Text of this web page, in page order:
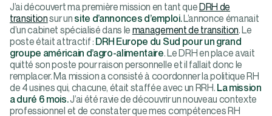
J’ai découvert ma première mission en tant queDRH de
transitionsur un site d’annonces d’emploi.L’annonce émanait
d’un cabinet spécialisé dans le management de transition. Le
poste était attractif : DRH Europe du Sud pour un grand
groupe américain d’agro-alimentaire. Le DRH en place avait
quitté son poste pour raison personnelle et il fallait donc le
remplacer. Ma mission a consisté à coordonner la politique RH
de 4 usines qui, chacune, était staffée avec un RRH. La mission
a duré 6 mois.J’ai été ravie de découvrir un nouveau contexte
professionnel et de constater que mes compétences RH